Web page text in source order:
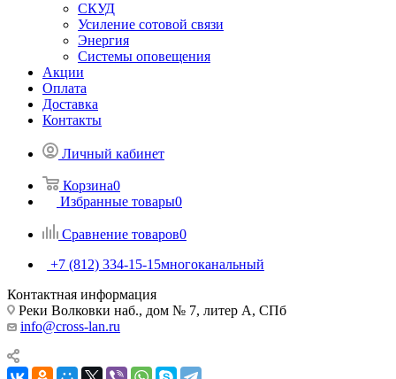
СКУД
Усиление сотовой связи
Энергия
Системы оповещения
Акции
Оплата
Доставка
Контакты
Личный кабинет
Корзина0
Избранные товары0
Сравнение товаров0
+7 (812) 334-15-15многоканальный
Контактная информация
Реки Волковки наб., дом № 7, литер А, СПб
info@cross-lan.ru